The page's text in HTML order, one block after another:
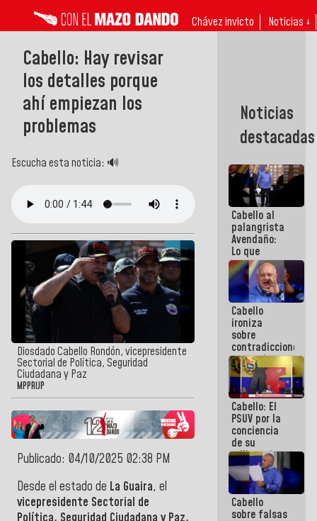
Chávez invicto Noticias ↓
Cabello: Hay revisar
los detalles porque
ahí empiezan los
problemas
Escucha esta noticia: 🔊
Diosdado Cabello Rondón, vicepresidente
Sectorial de Política, Seguridad
Ciudadana y Paz
MPPRIJP
Publicado: 04/10/2025 02:38 PM
Desde el estado de La Guaira, el
vicepresidente Sectorial de
Noticias
destacadas
Cabello al
palangrista
Avendaño:
Lo que
vayas a
escribir
hazlo hoy
por que no
sabemos si
la semana
que viene
hay
programa
Cabello
ironiza
sobre
contradicciones
y mentiras
de María
Machado:
¡Créanle!
Cabello: El
PSUV por la
conciencia
de su
militancia
es la
organización
política más
sólida de
Venezuela
Cabello
sobre falsas